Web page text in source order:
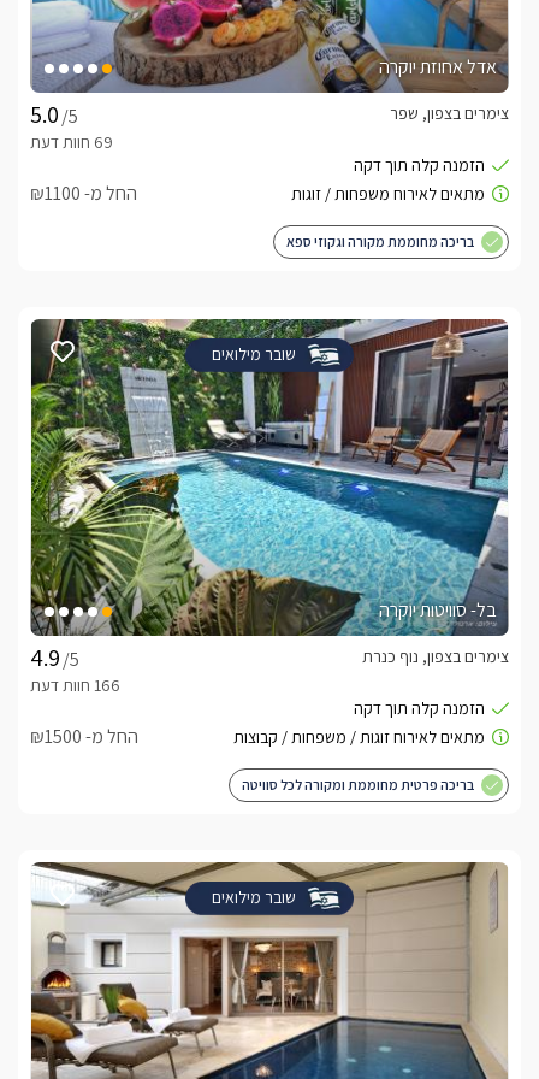
בגליל -לחצו כאן
אדל אחוזת יוקרה
/5
צימרים בצפון, שפר
החל מ- ₪1100
בריכה מחוממת מקורה וגקוזי ספא
שובר מילואים
בל- סוויטות יוקרה
/5
צימרים בצפון, נוף כנרת
החל מ- ₪1500
בריכה פרטית מחוממת ומקורה לכל סוויטה
שובר מילואים